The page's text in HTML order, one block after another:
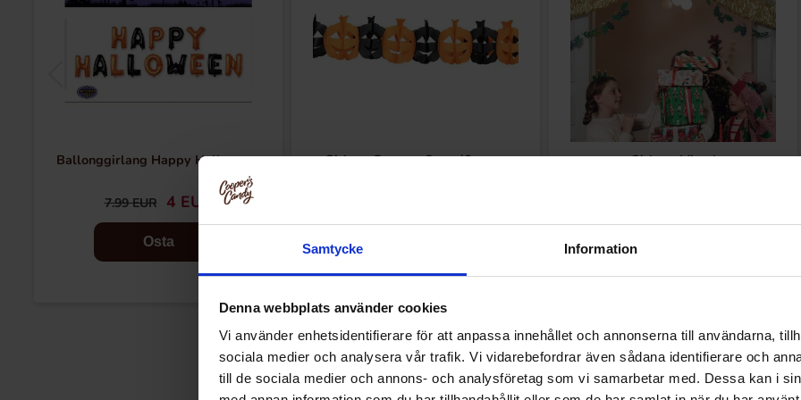
Samtycke Information
Denna webbplats använder cookies
Vi använder enhetsidentifierare för att anpassa innehållet och annonserna till användarna,
sociala medier och analysera vår trafik. Vi vidarebefordrar även sådana identifierare och
till de sociala medier och annons- och analysföretag som vi samarbetar med. Dessa kan i
Ballonggirlang Happy Halloween
7.99 EUR 4 EUR
Osta
Girlang Pumpor Svart/Orange Girlang Mistel
Muutkin ostivat